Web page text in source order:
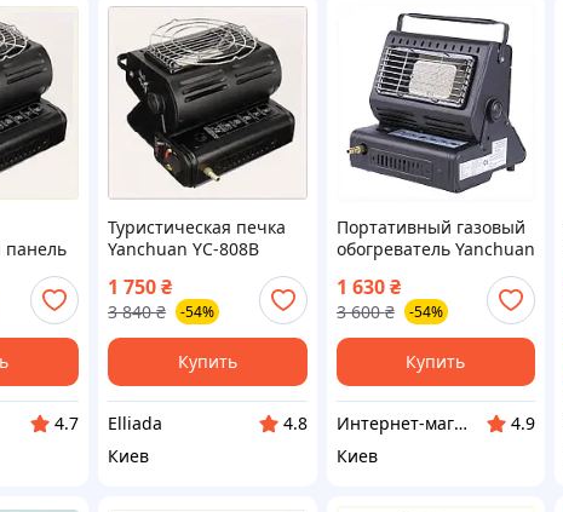
панель
4.7
Туристическая печка
Yanchuan YC-808B
897799B3A
1 750₴
3 840 ₴ -54%
Купить
Elliada
4.8
Киев
Портативный газовый
обогреватель Yanchuan
9000E6A9X1
1 630 ₴
3 600 ₴ -54%
Купить
Интернет-магазин "SmartShop"
4.9
Киев